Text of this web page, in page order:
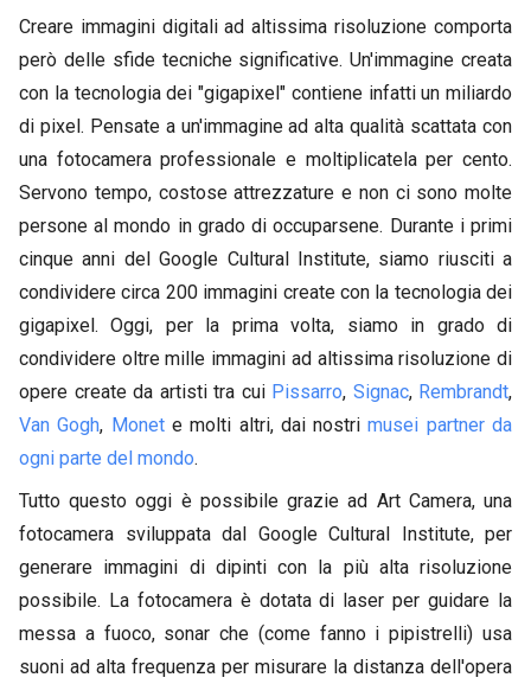
Creare immagini digitali ad altissima risoluzione comporta
però delle sfide tecniche significative. Un'immagine creata
con la tecnologia dei "gigapixel" contiene infatti un miliardo
di pixel. Pensate a un'immagine ad alta qualità scattata con
una fotocamera professionale e moltiplicatela per cento.
Servono tempo, costose attrezzature e non ci sono molte
persone al mondo in grado di occuparsene. Durante i primi
cinque anni del Google Cultural Institute, siamo riusciti a
condividere circa 200 immagini create con la tecnologia dei
gigapixel. Oggi, per la prima volta, siamo in grado di
condividere oltre mille immagini ad altissima risoluzione di
opere create da artisti tra cui Pissarro, Signac, Rembrandt,
Van Gogh, Monete molti altri, dai nostrimusei partner da
ogni parte del mondo.
Tutto questo oggi è possibile grazie ad Art Camera, una
fotocamera sviluppata dal Google Cultural Institute, per
generare immagini di dipinti con la più alta risoluzione
possibile. La fotocamera è dotata di laser per guidare la
messa a fuoco, sonar che (come fanno i pipistrelli) usa
suoni ad alta frequenza per misurare la distanza dell'opera